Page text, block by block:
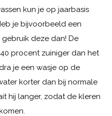
kun je op jaarbasis
je bijvoorbeeld een
deze dan! De
procent zuiniger dan het
je een wasje op de
korter dan bij normale
hij langer, zodat de kleren